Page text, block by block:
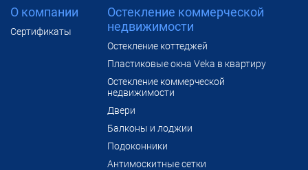
О компании
Сертификаты
Остекление коммерческой
недвижимости
Остекление коттеджей
Пластиковые окна Veka в квартиру
Остекление коммерческой
недвижимости
Двери
Балконы и лоджии
Подоконники
Антимоскитные сетки